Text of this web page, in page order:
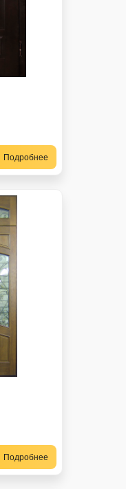
Подробнее
Подробнее